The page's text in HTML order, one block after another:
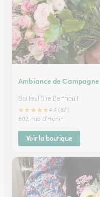
Ambiance de Campagne
Bailleul Sire Berthoult
★★★★★4.7 (87)
602, rue d'Henin
Voir la boutique